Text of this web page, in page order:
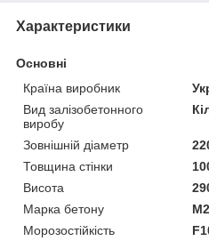
Характеристики
Основні
Країна виробник
Вид залізобетонного
виробу
Зовнішній діаметр
Товщина стінки
Висота
Марка бетону
Морозостійкість